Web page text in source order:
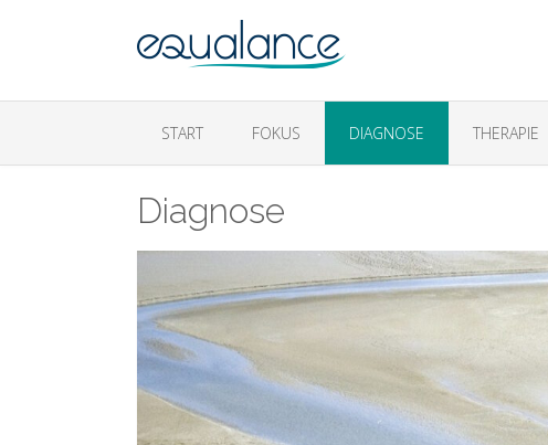
START FOKUS DIAGNOSE THERAPIE
Diagnose